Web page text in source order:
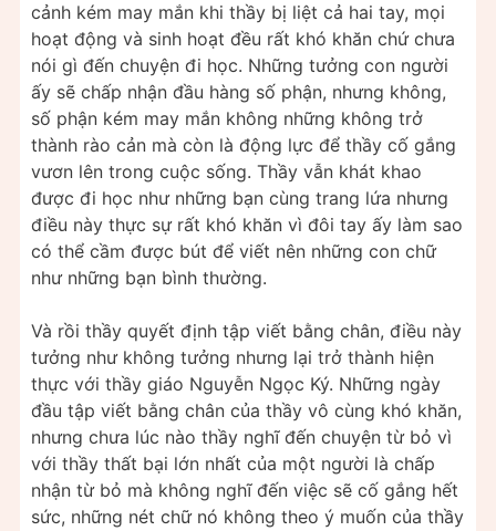
cảnh kém may mắn khi thầy bị liệt cả hai tay, mọi
hoạt động và sinh hoạt đều rất khó khăn chứ chưa
nói gì đến chuyện đi học. Những tưởng con người
ấy sẽ chấp nhận đầu hàng số phận, nhưng không,
số phận kém may mắn không những không trở
thành rào cản mà còn là động lực để thầy cố gắng
vươn lên trong cuộc sống. Thầy vẫn khát khao
được đi học như những bạn cùng trang lứa nhưng
điều này thực sự rất khó khăn vì đôi tay ấy làm sao
có thể cầm được bút để viết nên những con chữ
như những bạn bình thường.
Và rồi thầy quyết định tập viết bằng chân, điều này
tưởng như không tưởng nhưng lại trở thành hiện
thực với thầy giáo Nguyễn Ngọc Ký. Những ngày
đầu tập viết bằng chân của thầy vô cùng khó khăn,
nhưng chưa lúc nào thầy nghĩ đến chuyện từ bỏ vì
với thầy thất bại lớn nhất của một người là chấp
nhận từ bỏ mà không nghĩ đến việc sẽ cố gắng hết
sức, những nét chữ nó không theo ý muốn của thầy